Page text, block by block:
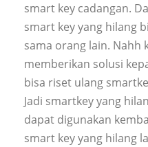
smart key cadangan.
smart key yang hilang
sama orang lain. Nahh
memberikan solusi
bisa riset ulang
Jadi smartkey yang
dapat digunakan
smart key yang hilang